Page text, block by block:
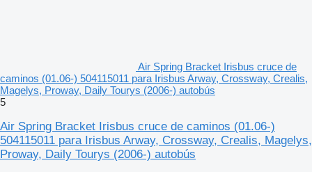
Air Spring Bracket Irisbus cruce de
caminos (01.06-) 504115011 para Irisbus Arway, Crossway, Crealis,
Magelys, Proway, Daily Tourys (2006-) autobús
5
Air Spring Bracket Irisbus cruce de caminos (01.06-)
504115011 para Irisbus Arway, Crossway, Crealis, Magelys,
Proway, Daily Tourys (2006-) autobús